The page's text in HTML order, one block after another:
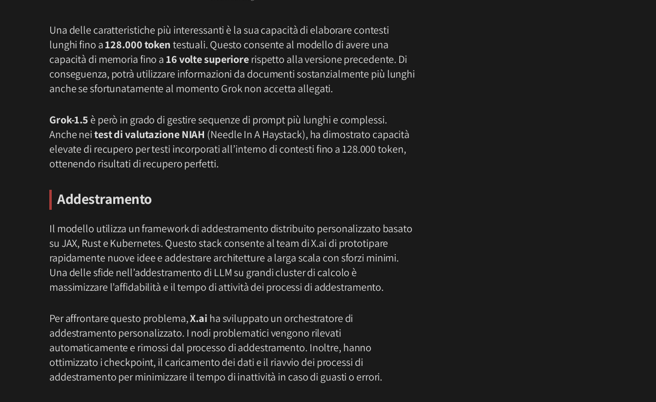
Una delle caratteristiche più interessanti è la sua capacità di elaborare contesti
lunghi fino a128.000 tokentestuali. Questo consente al modello di avere una
capacità di memoria fino a16 volte superiorerispetto alla versione precedente. Di
conseguenza, potrà utilizzare informazioni da documenti sostanzialmente più lunghi
anche se sfortunatamente al momento Grok non accetta allegati.
Grok-1.5 è però in grado di gestire sequenze di prompt più lunghi e complessi.
Anche neitest di valutazione NIAH (Needle In A Haystack), ha dimostrato capacità
elevate di recupero per testi incorporati all’interno di contesti fino a 128.000 token,
ottenendo risultati di recupero perfetti.
Addestramento
Il modello utilizza un framework di addestramento distribuito personalizzato basato
su JAX, Rust e Kubernetes. Questo stack consente al team di X.ai di prototipare
rapidamente nuove idee e addestrare architetture a larga scala con sforzi minimi.
Una delle sfide nell’addestramento di LLM su grandi cluster di calcolo è
massimizzare l’affidabilità e il tempo di attività dei processi di addestramento.
Per affrontare questo problema,X.ai ha sviluppato un orchestratore di
addestramento personalizzato. I nodi problematici vengono rilevati
automaticamente e rimossi dal processo di addestramento. Inoltre, hanno
ottimizzato i checkpoint, il caricamento dei dati e il riavvio dei processi di
addestramento per minimizzare il tempo di inattività in caso di guasti o errori.